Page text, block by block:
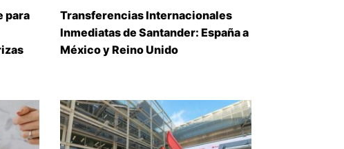
para
Transferencias Internacionales
Inmediatas de Santander: España a
México y Reino Unido